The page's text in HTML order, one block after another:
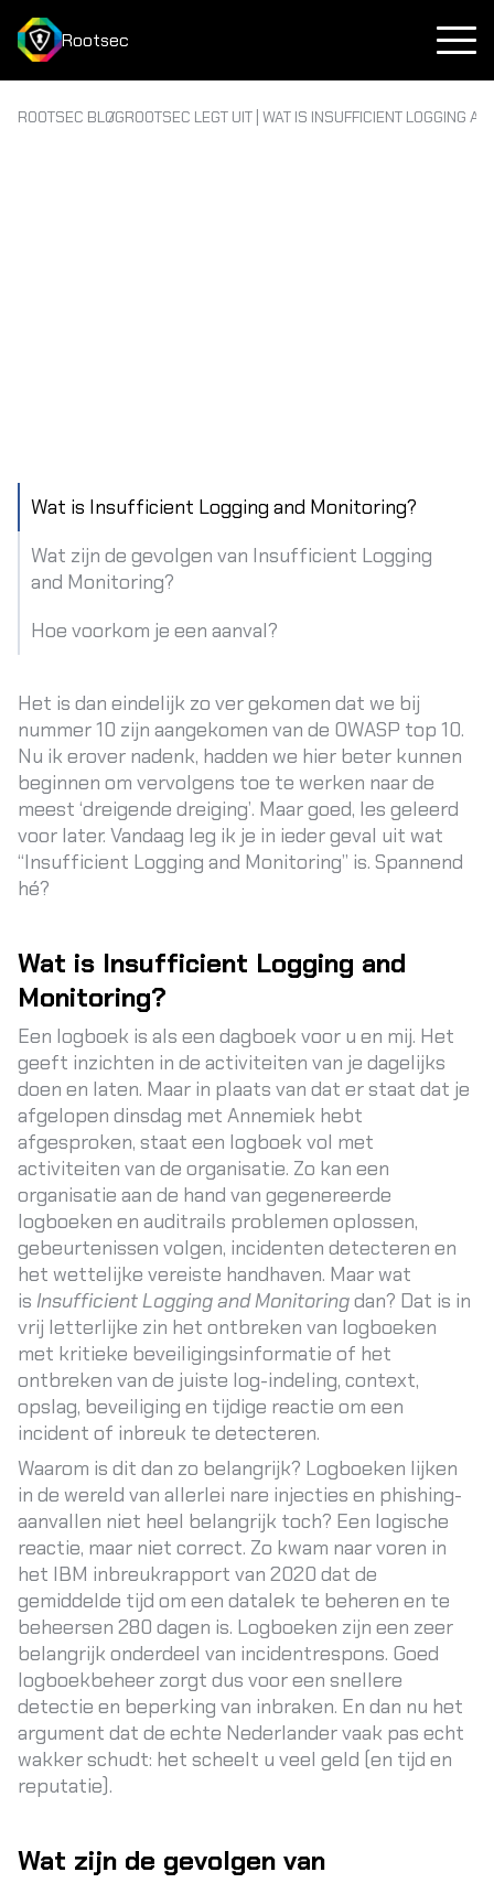
Rootsec
ROOTSEC BLOGROOTSEC LEGT UIT | WAT IS INSUFFICIENT LOGGING
Het is dan eindelijk zo ver gekomen dat we bij
nummer 10 zijn aangekomen van de OWASP top 10.
Nu ik erover nadenk, hadden we hier beter kunnen
beginnen om vervolgens toe te werken naar de
meest ‘dreigende dreiging’. Maar goed, les geleerd
voor later. Vandaag leg ik je in ieder geval uit wat
“Insufficient Logging and Monitoring” is. Spannend
hé?
Wat is Insufficient Logging and
Monitoring?
Een logboek is als een dagboek voor u en mij. Het
geeft inzichten in de activiteiten van je dagelijks
doen en laten. Maar in plaats van dat er staat dat je
afgelopen dinsdag met Annemiek hebt
afgesproken, staat een logboek vol met
activiteiten van de organisatie. Zo kan een
organisatie aan de hand van gegenereerde
logboeken en auditrails problemen oplossen,
gebeurtenissen volgen, incidenten detecteren en
het wettelijke vereiste handhaven. Maar wat
is Insufficient Logging and Monitoringdan? Dat is in
vrij letterlijke zin het ontbreken van logboeken
met kritieke beveiligingsinformatie of het
ontbreken van de juiste log-indeling, context,
opslag, beveiliging en tijdige reactie om een
incident of inbreuk te detecteren.
Waarom is dit dan zo belangrijk? Logboeken lijken
in de wereld van allerlei nare injecties en phishing-
aanvallen niet heel belangrijk toch? Een logische
reactie, maar niet correct. Zo kwam naar voren in
het IBM inbreukrapport van 2020 dat de
gemiddelde tijd om een datalek te beheren en te
beheersen 280 dagen is. Logboeken zijn een zeer
belangrijk onderdeel van incidentrespons. Goed
logboekbeheer zorgt dus voor een snellere
detectie en beperking van inbraken. En dan nu het
argument dat de echte Nederlander vaak pas echt
wakker schudt: het scheelt u veel geld (en tijd en
reputatie).
Wat zijn de gevolgen van
Wat is Insufficient Logging and Monitoring?
Wat zijn de gevolgen van Insufficient Logging
and Monitoring?
Hoe voorkom je een aanval?